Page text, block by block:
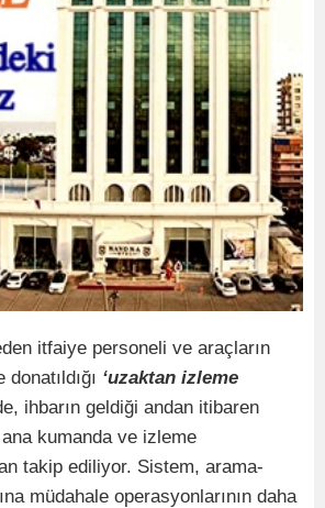
itfaiye personeli ve araçların
‘uzaktan izleme
ihbarın geldiği andan itibaren
kumanda ve izleme
takip ediliyor. Sistem, arama-
müdahale operasyonlarının daha